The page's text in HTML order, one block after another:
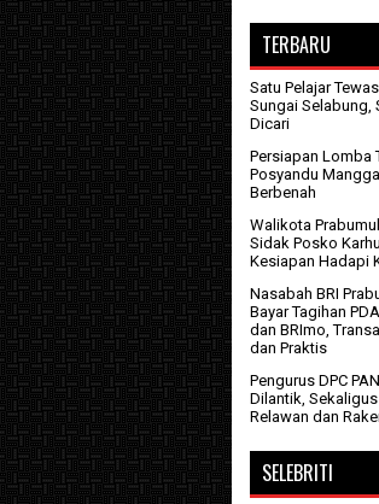
TERBARU
Satu Pelajar
Sungai Selabung,
Dicari
Persiapan Lomba
Posyandu
Berbenah
Walikota
Sidak Posko
Kesiapan Hadapi
Nasabah BRI
Bayar Tagihan
dan BRImo,
dan Praktis
Pengurus DPC
Dilantik,
Relawan dan
SELEBRITI